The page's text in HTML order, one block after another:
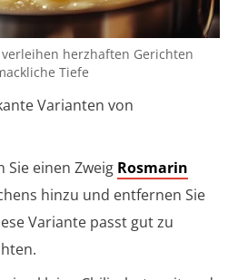
herzhaften Gerichten
Tiefe
Varianten von
Sie einen Zweig Rosmarin
hinzu und entfernen Sie
Variante passt gut zu